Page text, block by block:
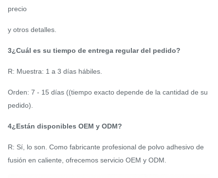
precio
y otros detalles.
3¿Cuál es su tiempo de entrega regular del pedido?
R: Muestra: 1 a 3 días hábiles.
Orden: 7 - 15 días ((tiempo exacto depende de la cantidad de su
pedido).
4¿Están disponibles OEM y ODM?
R: Sí, lo son. Como fabricante profesional de polvo adhesivo de
fusión en caliente, ofrecemos servicio OEM y ODM.